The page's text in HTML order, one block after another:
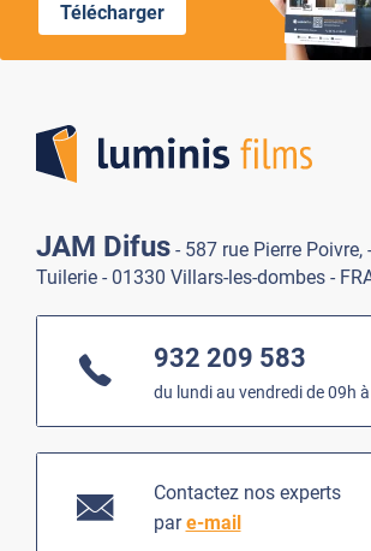
Télécharger
JAM Difus - 587 rue Pierre Poivre,
Tuilerie - 01330 Villars-les-dombes -
932 209 583
du lundi au vendredi de 09h
Contactez nos experts
pare-mail